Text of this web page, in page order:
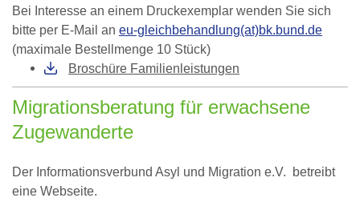
Bei Interesse an einem Druckexemplar wenden Sie sich
bitte per E-Mail an eu-gleichbehandlung(at)bk.bund.de
(maximale Bestellmenge 10 Stück)
Broschüre Familienleistungen
Migrationsberatung für erwachsene
Zugewanderte
Der Informationsverbund Asyl und Migration e.V. betreibt
eine Webseite.